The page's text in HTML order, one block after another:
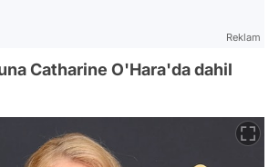
Reklam
Catharine O'Hara'da dahil